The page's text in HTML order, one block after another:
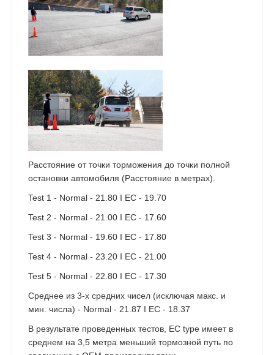
Расстояние от точки торможения до точки полной
остановки автомобиля (Расстояние в метрах).
Test 1 - Normal - 21.80 I EC - 19.70
Test 2 - Normal - 21.00 I EC - 17.60
Test 3 - Normal - 19.60 I EC - 17.80
Test 4 - Normal - 23.20 I EC - 21.00
Test 5 - Normal - 22.80 I EC - 17.30
Среднее из 3-х средних чисел (исключая макс. и
мин. числа) - Normal - 21.87 I EC - 18.37
В результате проведенных тестов, EC type имеет в
среднем на 3,5 метра меньший тормозной путь по